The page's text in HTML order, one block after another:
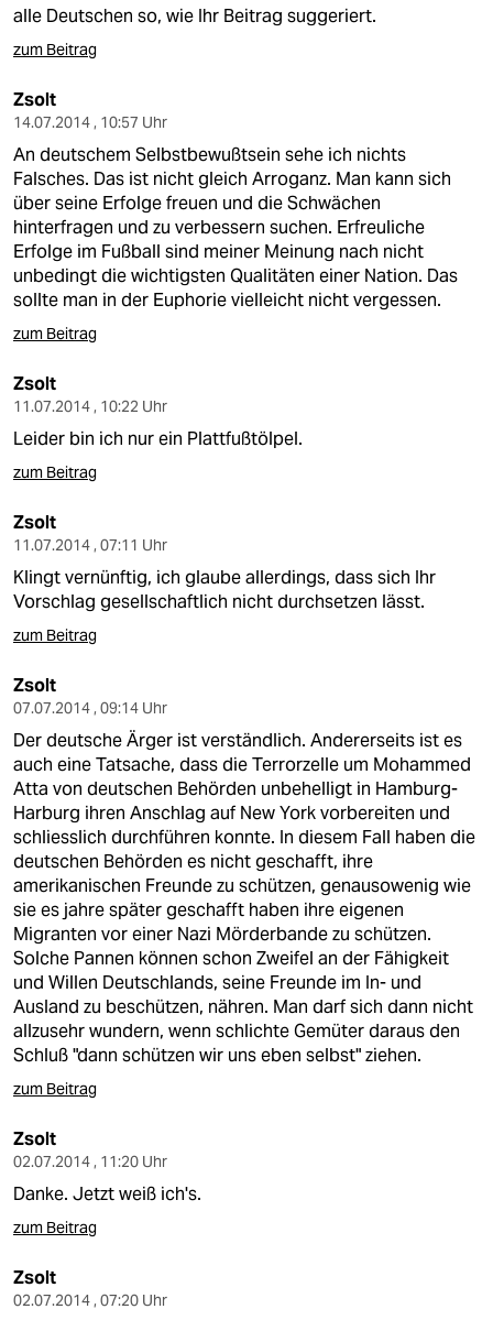
alle Deutschen so, wie Ihr Beitrag suggeriert.
zum Beitrag
Zsolt
14.07.2014 , 10:57 Uhr
An deutschem Selbstbewußtsein sehe ich nichts
Falsches. Das ist nicht gleich Arroganz. Man kann sich
über seine Erfolge freuen und die Schwächen
hinterfragen und zu verbessern suchen. Erfreuliche
Erfolge im Fußball sind meiner Meinung nach nicht
unbedingt die wichtigsten Qualitäten einer Nation. Das
sollte man in der Euphorie vielleicht nicht vergessen.
zum Beitrag
Zsolt
11.07.2014 , 10:22 Uhr
Leider bin ich nur ein Plattfußtölpel.
zum Beitrag
Zsolt
11.07.2014 , 07:11 Uhr
Klingt vernünftig, ich glaube allerdings, dass sich Ihr
Vorschlag gesellschaftlich nicht durchsetzen lässt.
zum Beitrag
Zsolt
07.07.2014 , 09:14 Uhr
Der deutsche Ärger ist verständlich. Andererseits ist es
auch eine Tatsache, dass die Terrorzelle um Mohammed
Atta von deutschen Behörden unbehelligt in Hamburg-
Harburg ihren Anschlag auf New York vorbereiten und
schliesslich durchführen konnte. In diesem Fall haben die
deutschen Behörden es nicht geschafft, ihre
amerikanischen Freunde zu schützen, genausowenig wie
sie es jahre später geschafft haben ihre eigenen
Migranten vor einer Nazi Mörderbande zu schützen.
Solche Pannen können schon Zweifel an der Fähigkeit
und Willen Deutschlands, seine Freunde im In- und
Ausland zu beschützen, nähren. Man darf sich dann nicht
allzusehr wundern, wenn schlichte Gemüter daraus den
Schluß "dann schützen wir uns eben selbst" ziehen.
zum Beitrag
Zsolt
02.07.2014 , 11:20 Uhr
Danke. Jetzt weiß ich's.
zum Beitrag
Zsolt
02.07.2014 , 07:20 Uhr